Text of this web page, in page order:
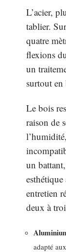
L’acier,
tablier.
quatre
flexions
un
surtout
Le bois
raison de
un
entretien
deux à
adapté